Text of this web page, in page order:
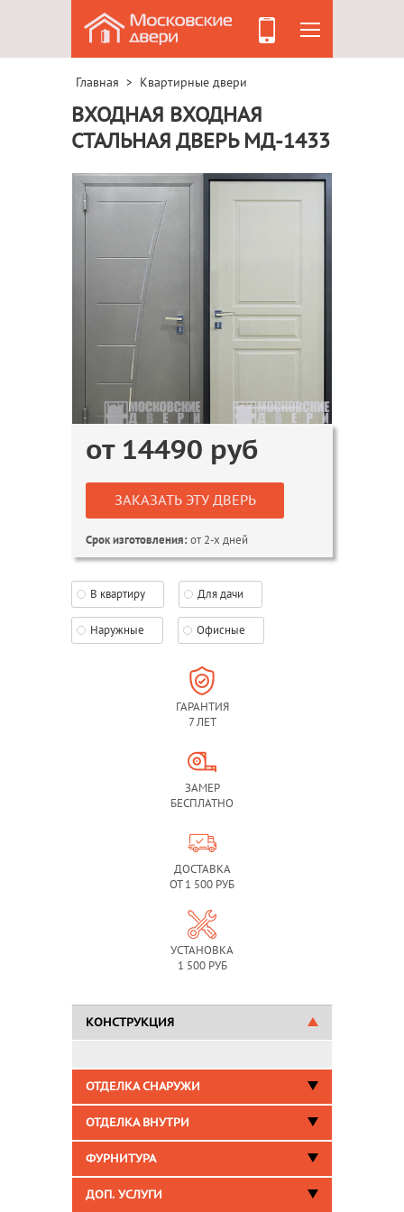
Главная > Квартирные двери
ВХОДНАЯ ВХОДНАЯ
СТАЛЬНАЯ ДВЕРЬ МД-1433
от 14490 руб
ЗАКАЗАТЬ ЭТУ ДВЕРЬ
Срок изготовления:от 2-х дней
В квартиру Для дачи
Наружные Офисные
ГАРАНТИЯ
7 ЛЕТ
ЗАМЕР
БЕСПЛАТНО
ДОСТАВКА
ОТ 1 500 РУБ
УСТАНОВКА
1 500 РУБ
КОНСТРУКЦИЯ
ОТДЕЛКА СНАРУЖИ
ОТДЕЛКА ВНУТРИ
ФУРНИТУРА
ДОП. УСЛУГИ